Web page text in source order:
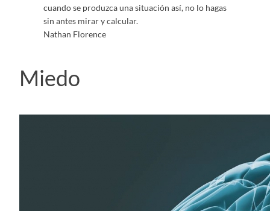
cuando se produzca una situación así, no lo hagas
sin antes mirar y calcular.
Nathan Florence
Miedo